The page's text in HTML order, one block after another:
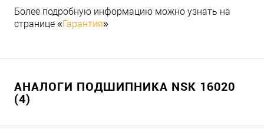
Более подробную информацию можно узнать на
странице «Гарантия»
АНАЛОГИ ПОДШИПНИКА NSK 16020
(4)